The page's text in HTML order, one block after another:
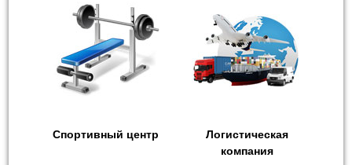
Спортивный центр
Логистическая
компания